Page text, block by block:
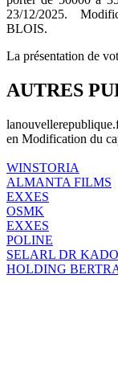
23/12/2025.
BLOIS.
La présentation de
AUTRES
en Modification du
WINSTORIA
ALMANTA FILMS
EXXES
OSMK
EXXES
POLINE
SELARL DR
HOLDING